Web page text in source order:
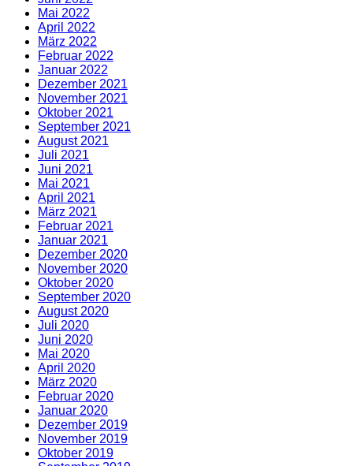
Mai 2022
April 2022
März 2022
Februar 2022
Januar 2022
Dezember 2021
November 2021
Oktober 2021
September 2021
August 2021
Juli 2021
Juni 2021
Mai 2021
April 2021
März 2021
Februar 2021
Januar 2021
Dezember 2020
November 2020
Oktober 2020
September 2020
August 2020
Juli 2020
Juni 2020
Mai 2020
April 2020
März 2020
Februar 2020
Januar 2020
Dezember 2019
November 2019
Oktober 2019